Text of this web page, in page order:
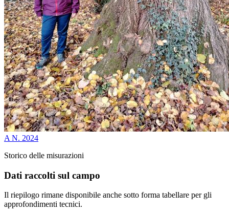
A N. 2024
Storico delle misurazioni
Dati raccolti sul campo
Il riepilogo rimane disponibile anche sotto forma tabellare per gli
approfondimenti tecnici.